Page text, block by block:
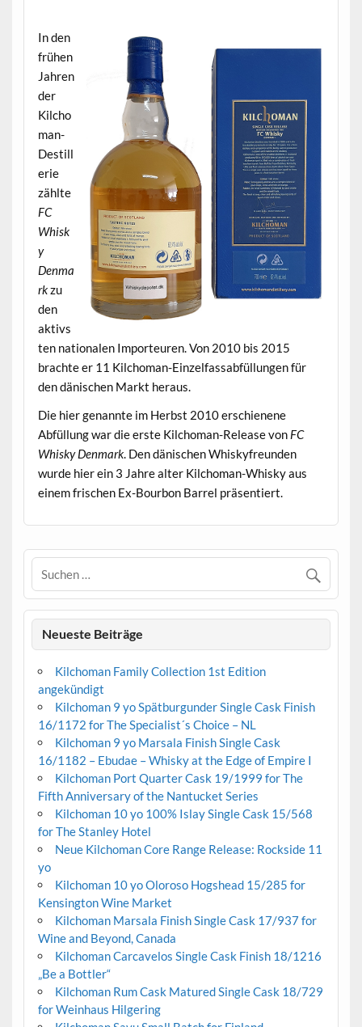
In den
frühen
Jahren
der
Kilcho
man-
Destill
erie
zählte
FC
Whisk
y
Denma
rkzu
den
aktivs
ten nationalen Importeuren. Von 2010 bis 2015
brachte er 11 Kilchoman-Einzelfassabfüllungen für
den dänischen Markt heraus.
Die hier genannte im Herbst 2010 erschienene
Abfüllung war die erste Kilchoman-Release von FC
Whisky Denmark. Den dänischen Whiskyfreunden
wurde hier ein 3 Jahre alter Kilchoman-Whisky aus
einem frischen Ex-Bourbon Barrel präsentiert.
Neueste Beiträge
Kilchoman Family Collection 1st Edition
angekündigt
Kilchoman 9 yo Spätburgunder Single Cask Finish
16/1172 for The Specialist´s Choice – NL
Kilchoman 9 yo Marsala Finish Single Cask
16/1182 – Ebudae – Whisky at the Edge of Empire I
Kilchoman Port Quarter Cask 19/1999 for The
Fifth Anniversary of the Nantucket Series
Kilchoman 10 yo 100% Islay Single Cask 15/568
for The Stanley Hotel
Neue Kilchoman Core Range Release: Rockside 11
yo
Kilchoman 10 yo Oloroso Hogshead 15/285 for
Kensington Wine Market
Kilchoman Marsala Finish Single Cask 17/937 for
Wine and Beyond, Canada
Kilchoman Carcavelos Single Cask Finish 18/1216
„Be a Bottler“
Kilchoman Rum Cask Matured Single Cask 18/729
for Weinhaus Hilgering